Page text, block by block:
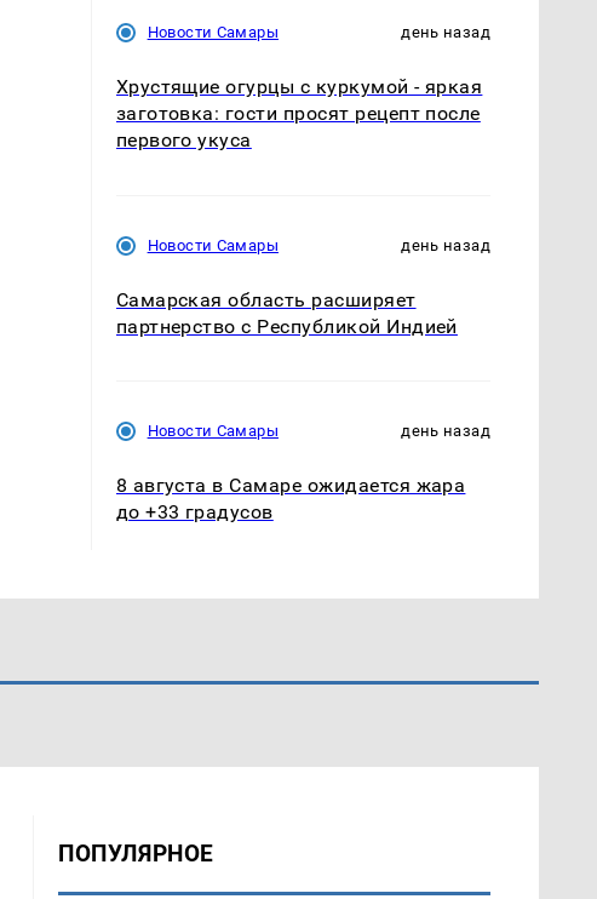
Новости Самары день назад
Хрустящие огурцы с куркумой - яркая
заготовка: гости просят рецепт после
первого укуса
Новости Самары день назад
Самарская область расширяет
партнерство с Республикой Индией
Новости Самары день назад
8 августа в Самаре ожидается жара
до +33 градусов
ПОПУЛЯРНОЕ